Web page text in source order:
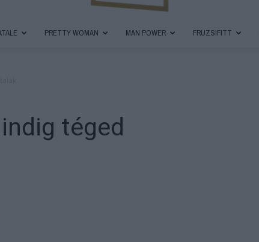
PRETTY WOMAN MAN POWER FRUZSIFITT
téged